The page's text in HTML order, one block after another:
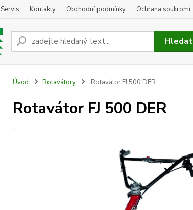
Servis Kontakty Obchodní podmínky Ochrana soukromí
Hledat
Úvod Rotavátory Rotavátor FJ 500 DER
Rotavátor FJ 500 DER